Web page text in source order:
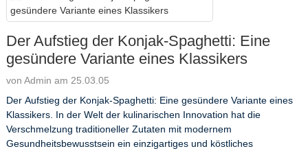
Der Aufstieg der Konjak-Spaghetti: Eine
gesündere Variante eines Klassikers
von Admin am 25.03.05
Der Aufstieg der Konjak-Spaghetti: Eine gesündere Variante eines
Klassikers. In der Welt der kulinarischen Innovation hat die
Verschmelzung traditioneller Zutaten mit modernem
Gesundheitsbewusstsein ein einzigartiges und köstliches